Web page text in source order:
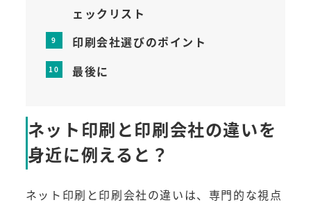
ェックリスト
印刷会社選びのポイント
最後に
ネット印刷と印刷会社の違いを
身近に例えると？
ネット印刷と印刷会社の違いは、専門的な視点